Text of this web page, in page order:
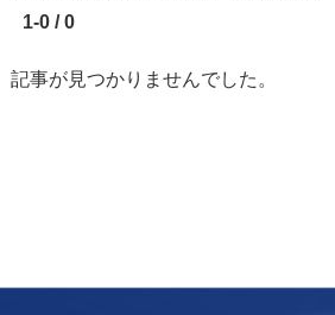
1-0 / 0
記事が見つかりませんでした。